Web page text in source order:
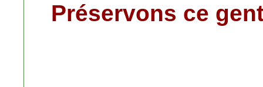
Préservons ce